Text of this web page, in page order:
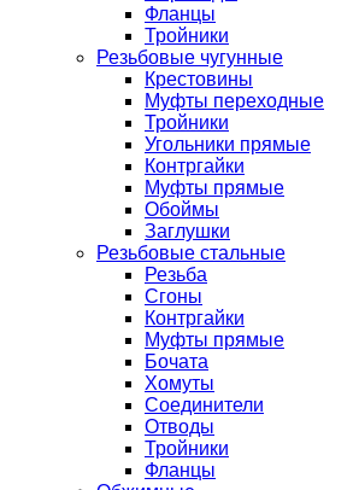
Фланцы
Тройники
Резьбовые чугунные
Крестовины
Муфты переходные
Тройники
Угольники прямые
Контргайки
Муфты прямые
Обоймы
Заглушки
Резьбовые стальные
Резьба
Сгоны
Контргайки
Муфты прямые
Бочата
Хомуты
Соединители
Отводы
Тройники
Фланцы